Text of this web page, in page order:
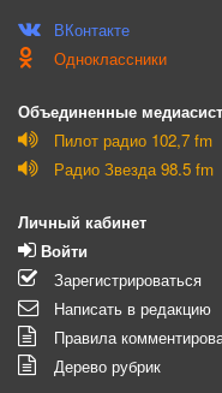
ВКонтакте
Одноклассники
Объединенные
Пилот радио 102,7 fm
Радио Звезда 98.5 fm
Личный кабинет
Войти
Зарегистрироваться
Написать в редакцию
Правила
Дерево рубрик